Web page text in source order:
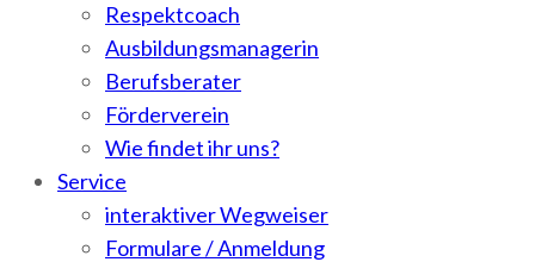
Respektcoach
Ausbildungsmanagerin
Berufsberater
Förderverein
Wie findet ihr uns?
Service
interaktiver Wegweiser
Formulare / Anmeldung